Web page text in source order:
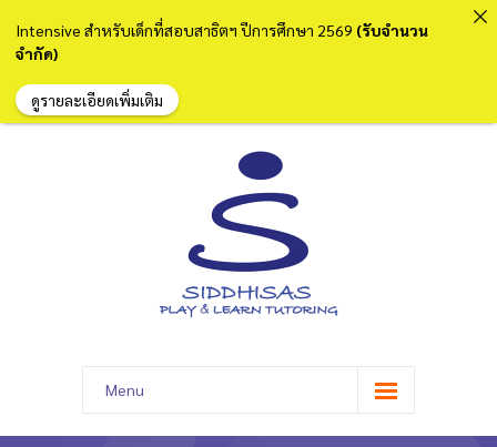
Menu
หน้าแรก
Intensive สำหรับเด็กที่สอบสาธิตฯ ปีการศึกษา 2569 (รับจำนวน
จำกัด)
ดูรายละเอียดเพิ่มเติม